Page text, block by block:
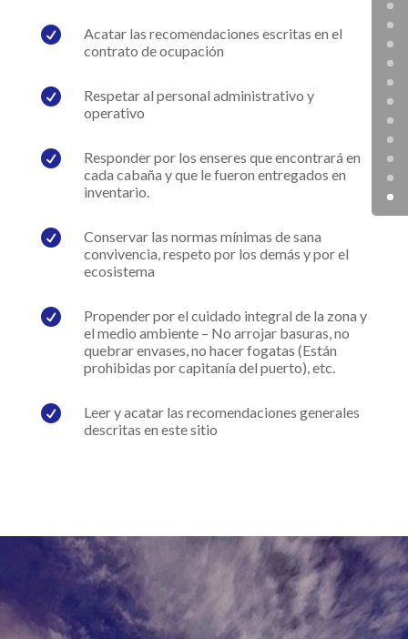

Acatar las recomendaciones escritas en el
contrato de ocupación

Respetar al personal administrativo y
operativo

Responder por los enseres que encontrará en
cada cabaña y que le fueron entregados en
inventario.

Conservar las normas mínimas de sana
convivencia, respeto por los demás y por el
ecosistema

Propender por el cuidado integral de la zona y
el medio ambiente – No arrojar basuras, no
quebrar envases, no hacer fogatas (Están
prohibidas por capitanía del puerto), etc.

Leer y acatar las recomendaciones generales
descritas en este sitio